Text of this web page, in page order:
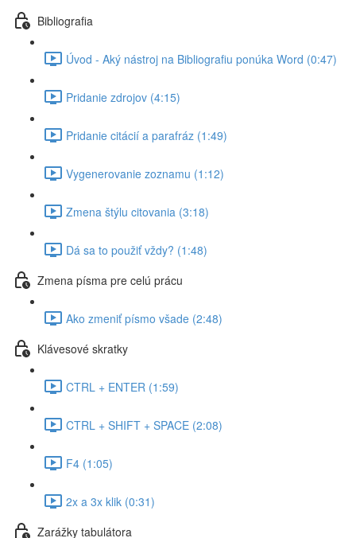
Bibliografia
Úvod - Aký nástroj na Bibliografiu ponúka Word (0:47)
Pridanie zdrojov (4:15)
Pridanie citácií a parafráz (1:49)
Vygenerovanie zoznamu (1:12)
Zmena štýlu citovania (3:18)
Dá sa to použiť vždy? (1:48)
Zmena písma pre celú prácu
Ako zmeniť písmo všade (2:48)
Klávesové skratky
CTRL + ENTER (1:59)
CTRL + SHIFT + SPACE (2:08)
F4 (1:05)
2x a 3x klik (0:31)
Zarážky tabulátora